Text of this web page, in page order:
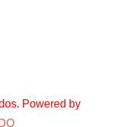
Powered by